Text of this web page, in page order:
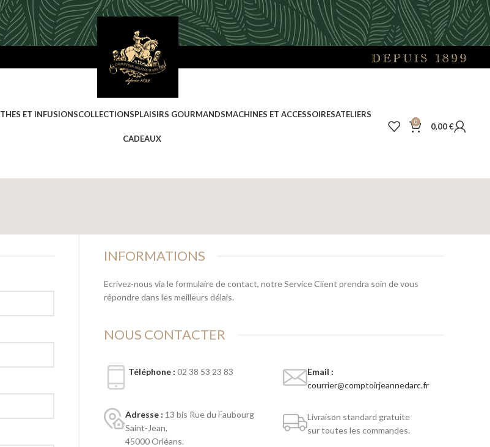
THES ET INFUSIONSCOLLECTIONSPLAISIRS GOURMANDSMACHINES ET ACCESSOIRESATELIERS
CADEAUX
0 0,00€
INFORMATIONS
Ecrivez-nous via le formulaire de contact, notre Service Client prendra soin de vous
répondre dans les meilleurs délais.
NOUS CONTACTER
Téléphone : 02 38 53 23 83
Adresse : 13 bis Rue du Faubourg
Saint-Jean,
45000 Orléans.
Email :
courrier@comptoirjeannedarc.fr
Livraison standard gratuite
sur toutes les commandes.